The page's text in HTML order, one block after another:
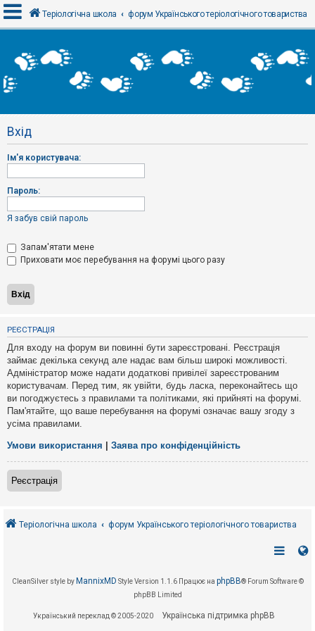
х
і
Р
є
т
р
а
і
Т
м
и
б
з
в
і
д
п
о
в
і
д
е
й
А
к
т
и
і
Теріологічна школа форум Українського теріологічного товариства
Вхід
Ім'я користувача:
Пароль:
Я забув свій пароль
Запам'ятати мене
Приховати моє перебування на форумі цього разу
РЕЄСТРАЦІЯ
Для входу на форум ви повинні бути зареєстровані. Реєстрація
займає декілька секунд але надає вам більш широкі можливості.
Адміністратор може надати додаткові привілеї зареєстрованим
користувачам. Перед тим, як увійти, будь ласка, переконайтесь що
ви погоджуєтесь з правилами та політиками, які прийняті на форумі.
Пам'ятайте, що ваше перебування на форумі означає вашу згоду з
усіма правилами.
Умови використання Заява про конфіденційність
Реєстрація
Теріологічна школа форум Українського теріологічного товариства
CleanSilver style by MannixMD Style Version 1.1.6 Працює на phpBB® Forum Software ©
phpBB Limited
Український переклад © 2005-2020 Українська підтримка phpBB